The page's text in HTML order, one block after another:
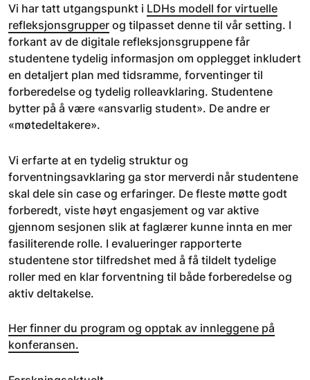
Vi har tatt utgangspunkt i LDHs modell for virtuelle
refleksjonsgrupper og tilpasset denne til vår setting. I
forkant av de digitale refleksjonsgruppene får
studentene tydelig informasjon om opplegget inkludert
en detaljert plan med tidsramme, forventinger til
forberedelse og tydelig rolleavklaring. Studentene
bytter på å være «ansvarlig student». De andre er
«møtedeltakere».
Vi erfarte at en tydelig struktur og
forventningsavklaring ga stor merverdi når studentene
skal dele sin case og erfaringer. De fleste møtte godt
forberedt, viste høyt engasjement og var aktive
gjennom sesjonen slik at faglærer kunne innta en mer
fasiliterende rolle. I evalueringer rapporterte
studentene stor tilfredshet med å få tildelt tydelige
roller med en klar forventning til både forberedelse og
aktiv deltakelse.
Her finner du program og opptak av innleggene på
konferansen.